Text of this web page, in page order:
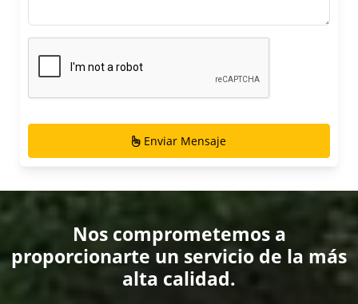
Enviar Mensaje
Nos comprometemos a
proporcionarte un servicio de la más
alta calidad.